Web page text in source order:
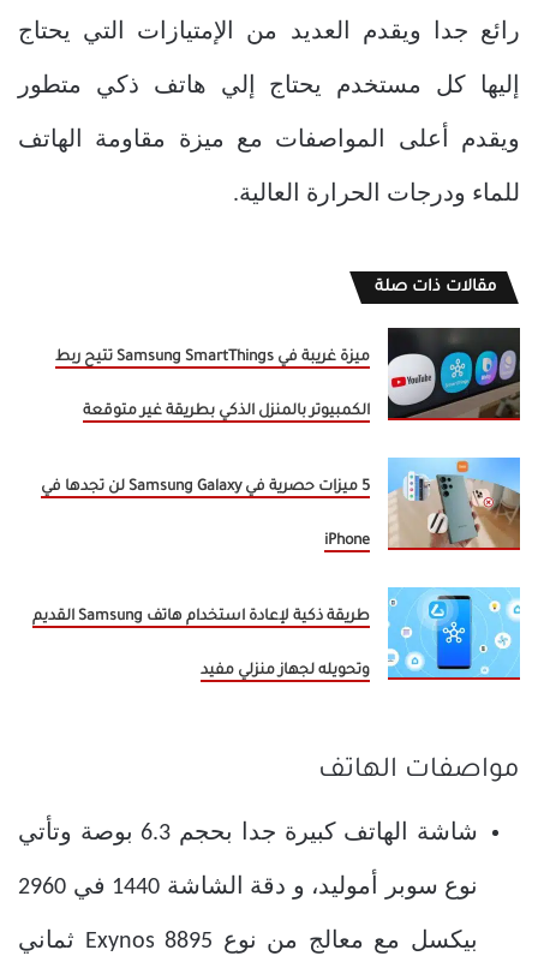
رائع جدا ويقدم العديد من الإمتيازات التي يحتاج
إليها كل مستخدم يحتاج إلي هاتف ذكي متطور
ويقدم أعلى المواصفات مع ميزة مقاومة الهاتف
للماء ودرجات الحرارة العالية.
مقالات ذات صلة
ميزة غريبة في Samsung SmartThings تتيح ربط
الكمبيوتر بالمنزل الذكي بطريقة غير متوقعة
5 ميزات حصرية في Samsung Galaxy لن تجدها في
iPhone
طريقة ذكية لإعادة استخدام هاتف Samsung القديم
وتحويله لجهاز منزلي مفيد
مواصفات الهاتف
شاشة الهاتف كبيرة جدا بحجم 6.3 بوصة وتأتي
نوع سوبر أموليد، و دقة الشاشة 1440 في 2960
بيكسل مع معالج من نوع Exynos 8895 ثماني